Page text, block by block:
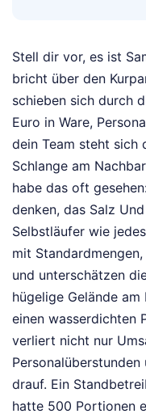
Stell dir vor, es ist
bricht über den
schieben sich durch
Euro in Ware,
dein Team steht sich
Schlange am
habe das oft
denken, das Salz
Selbstläufer wie
mit
und unterschätzen
hügelige Gelände
einen wasserdichten
verliert nicht nur
drauf. Ein
hatte 500 Portionen